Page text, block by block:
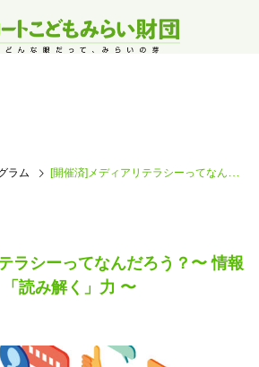
ラム [開催済]メディアリテラシーってなんだろう？〜 情報を「知る」「疑う」「読み解く」力 〜
ラシーってなんだろう？〜 情報
読み解く」力 〜